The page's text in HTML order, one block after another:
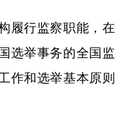
行监察职能，在
选举事务的全国监
作和选举基本原则